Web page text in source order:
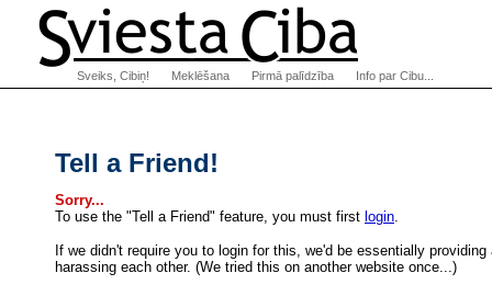
Tell a Friend!
Sorry...
To use the "Tell a Friend" feature, you must first login.
If we didn't require you to login for this, we'd be essentially
harassing each other. (We tried this on another website once...)
Sveiks, Cibiņ! Meklēšana Pirmā palīdzība Info par Cibu...